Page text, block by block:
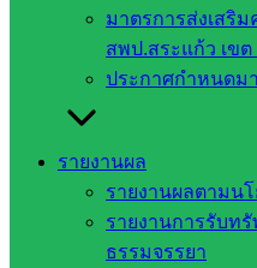
มาตรการส่งเสริ
สพป.สระแก้ว เขต
ประกาศกำหนดม
รายงานผล
รายงานผลตามนโ
รายงานการรับท
ธรรมจรรยา
ในจังหวัด
สระแก้ว
สระแก้ว
องค์การ
บริหาร